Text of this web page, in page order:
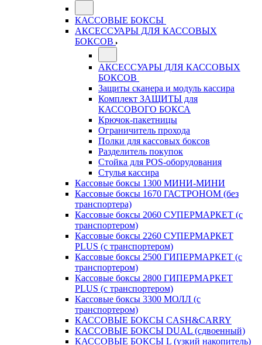
КАССОВЫЕ БОКСЫ
АКСЕССУАРЫ ДЛЯ КАССОВЫХ
БОКСОВ
АКСЕССУАРЫ ДЛЯ КАССОВЫХ
БОКСОВ
Защиты сканера и модуль кассира
Комплект ЗАЩИТЫ для
КАССОВОГО БОКСА
Крючок-пакетницы
Ограничитель прохода
Полки для кассовых боксов
Разделитель покупок
Стойка для POS-оборудования
Стулья кассира
Кассовые боксы 1300 МИНИ-МИНИ
Кассовые боксы 1670 ГАСТРОНОМ (без
транспортера)
Кассовые боксы 2060 СУПЕРМАРКЕТ (с
транспортером)
Кассовые боксы 2260 СУПЕРМАРКЕТ
PLUS (с транспортером)
Кассовые боксы 2500 ГИПЕРМАРКЕТ (с
транспортером)
Кассовые боксы 2800 ГИПЕРМАРКЕТ
PLUS (с транспортером)
Кассовые боксы 3300 МОЛЛ (с
транспортером)
КАССОВЫЕ БОКСЫ CASH&CARRY
КАССОВЫЕ БОКСЫ DUAL (сдвоенный)
КАССОВЫЕ БОКСЫ L (узкий накопитель)